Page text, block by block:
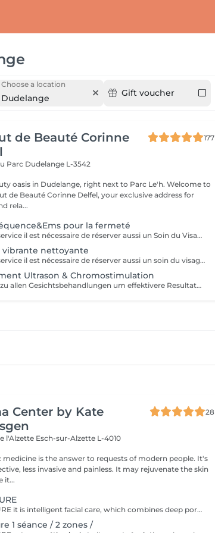
Choose a location
Dudelange Gift voucher
de Beauté Corinne
177
Parc Dudelange L-3542
oasis in Dudelange, right next to Parc Le'h. Welcome to
de Beauté Corinne Delfel, your exclusive address for
rela...
pour la fermeté
Avec ce service il est nécessaire de réserver aussi un Soin du Visage. Peut être intégré à tous nos soins de visage.
vibrante nettoyante
Avec ce service il est nécessaire de réserver aussi un soin du visage.
Ultrason & Chromostimulation
Buchbar zu allen Gesichtsbehandlungen um effektivere Resultate zu erhalten. Nicht ohne Gesichtsbehandlung möglich. Dauer 6-8min
Center by Kate
28
l'Alzette Esch-sur-Alzette L-4010
medicine is the answer to requests of modern people. It's
less invasive and painless. It may rejuvenate the skin
it...
AQUAPURE it is intelligent facial care, which combines deep pore cleansing, exfoliation with aquapeeling and high hydration and nutrition with direct infusion of serums. It is ideal for all skin types. The equipment is designed to treat skin with dyschromia, acne-prone skin and open pores, seborrheic complexion and clogged pores, as well as dehydrated and/or dry skin with a tendency to peeling, fine lines and wrinkles.
1 séance / 2 zones /